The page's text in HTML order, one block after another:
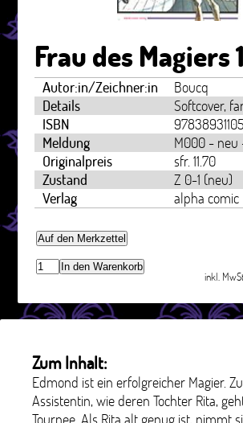
Frau des Magiers 1
Autor:in/Zeichner:in
Boucq
Details
Softcover,
ISBN
Meldung
M000 - neu
Originalpreis
sfr. 11.70
Zustand
Z 0-1 (neu)
Verlag
alpha comic
Auf den Merkzettel
In den Warenkorb
inkl.
Zum Inhalt:
Edmond ist ein erfolgreicher Magier.
Assistentin, wie deren Tochter Rita,